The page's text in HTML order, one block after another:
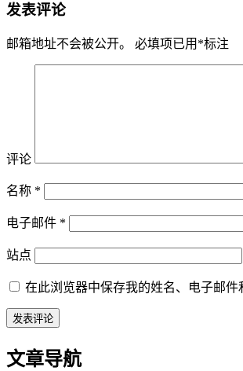
发表评论
邮箱地址不会被公开。 必填项已用 *标注
评论
名称 *
电子邮件 *
站点
在此浏览器中保存我的姓名、电子邮件
文章导航